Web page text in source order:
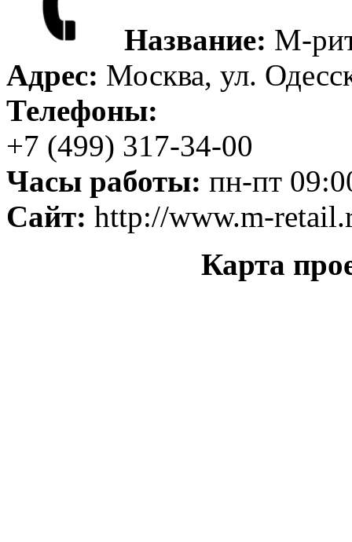
Название: М-
Адрес: Москва, ул.
Телефоны:
+7 (499) 317-34-00
Часы работы: пн-пт
Сайт: http://www.m-
Карта